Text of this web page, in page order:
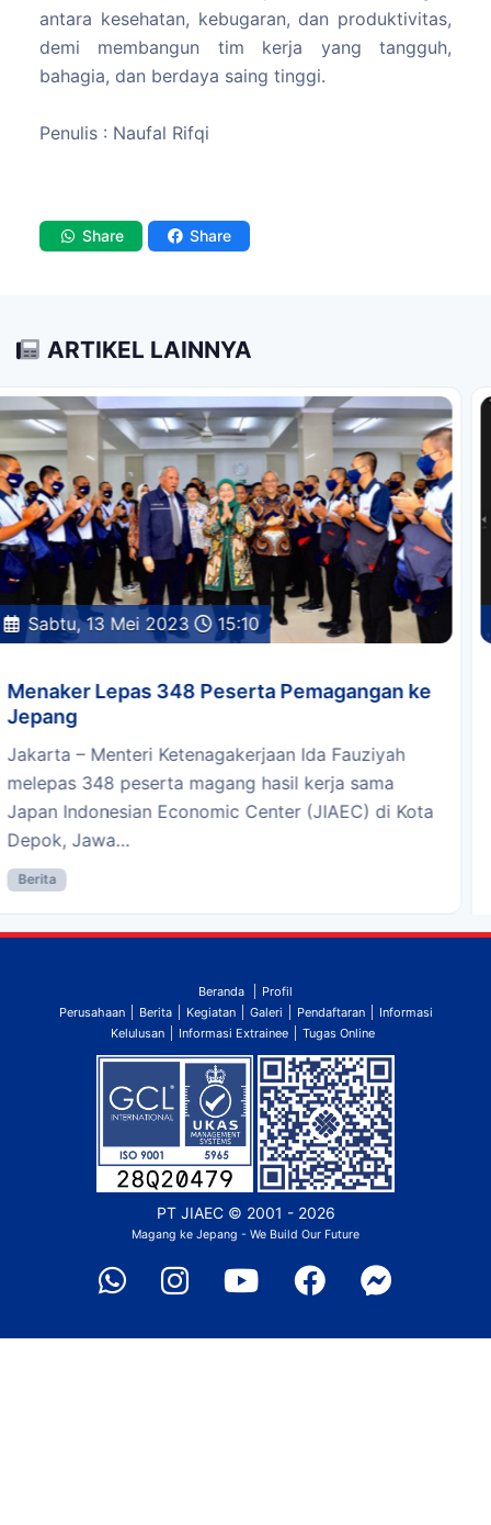
antara kesehatan, kebugaran, dan produktivitas,
demi membangun tim kerja yang tangguh,
bahagia, dan berdaya saing tinggi.
Penulis : Naufal Rifqi
Share Share
ARTIKEL LAINNYA
Jumat, 24 Maret 2023 15:17
Beri Pemahaman ke Orang Tua Trainee, PT
JIAEC Mengadakan Sosialisasi Program
Senin, 13 Maret 2023. PT JIAEC selaku Sending
Organization program pemagangan ke Jepang
mengadakan sosialisasi kepada orang tua calon
Trainee keberangkatan…
Beranda
Profil
Perusahaan
Berita Kegiatan Galeri Pendaftaran
Kelulusan
Informasi Extrainee Tugas Online
PT JIAEC© 2001 - 2026